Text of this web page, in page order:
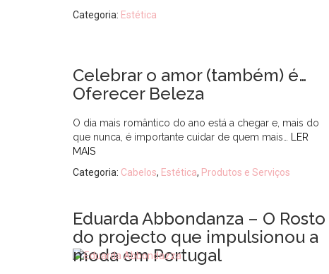
Categoria: Estética
Celebrar o amor (também) é…
Oferecer Beleza
O dia mais romântico do ano está a chegar e, mais do
que nunca, é importante cuidar de quem mais…
LER
MAIS
Categoria: Cabelos, Estética, Produtos e Serviços
Eduarda Abbondanza – O Rosto
do projecto que impulsionou a
moda em Portugal